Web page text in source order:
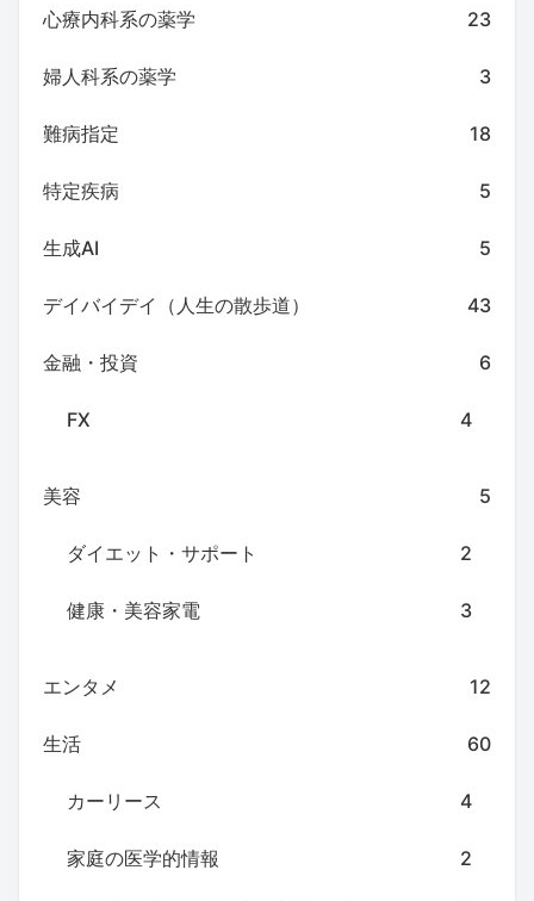
心療内科系の薬学 23
婦人科系の薬学 3
難病指定 18
特定疾病 5
生成AI 5
デイバイデイ（人生の散歩道） 43
金融・投資 6
FX 4
美容 5
ダイエット・サポート 2
健康・美容家電 3
エンタメ 12
生活 60
カーリース 4
家庭の医学的情報 2